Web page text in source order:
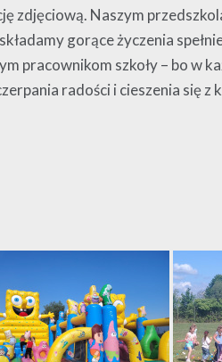
zdjęciową. Naszym
gorące życzenia
pracownikom szkoły – bo w
radości i cieszenia się z